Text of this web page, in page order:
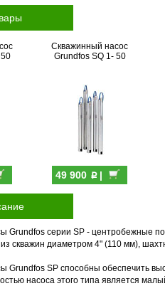
Скважинный насос
Grundfos SQ 1- 50
49 900 p|
Grundfos серии SP - центробежные
скважин диаметром 4" (110 мм),
Grundfos SP способны обеспечить
насоса этого типа является